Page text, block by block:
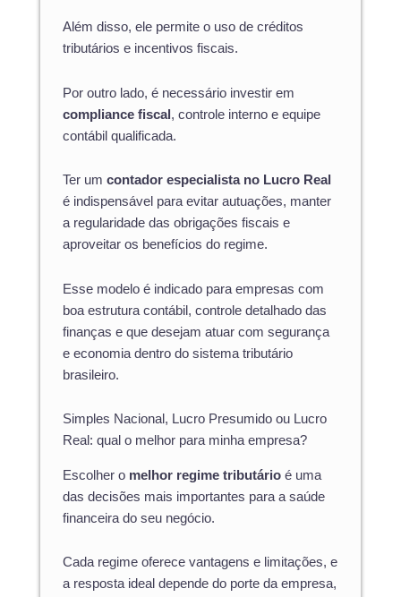
Além disso, ele permite o uso de créditos
tributários e incentivos fiscais.
Por outro lado, é necessário investir em
compliance fiscal, controle interno e equipe
contábil qualificada.
Ter um contador especialista no Lucro Real
é indispensável para evitar autuações, manter
a regularidade das obrigações fiscais e
aproveitar os benefícios do regime.
Esse modelo é indicado para empresas com
boa estrutura contábil, controle detalhado das
finanças e que desejam atuar com segurança
e economia dentro do sistema tributário
brasileiro.
Simples Nacional, Lucro Presumido ou Lucro
Real: qual o melhor para minha empresa?
Escolher o melhor regime tributário é uma
das decisões mais importantes para a saúde
financeira do seu negócio.
Cada regime oferece vantagens e limitações, e
a resposta ideal depende do porte da empresa,